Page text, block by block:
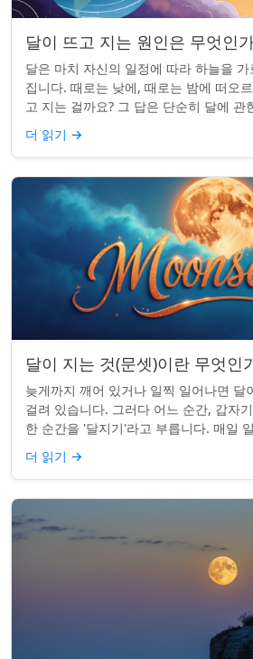
달이 뜨고 지는 원인은 무엇인
달은 마치 자신의 일정에 따라 하늘을
집니다. 때로는 낮에, 때로는 밤에 떠오
고 지는 걸까요? 그 답은 단순히 달에 관
관한 것입니다. 핵심 통찰:...
더 읽기 →
달이 지는 것(문셋)이란 무엇인
늦게까지 깨어 있거나 일찍 일어나면 달
걸려 있습니다. 그러다 어느 순간, 갑자
한 순간을 '달지기'라고 부릅니다. 매일
람들은 놓치곤 합니다. 핵심 ...
더 읽기 →